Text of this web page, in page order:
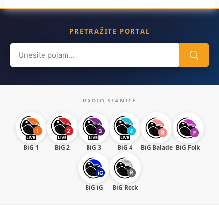
PRETRAŽITE PORTAL
Search
for:
RADIO STANICE
BiG 1 BiG 2 BiG 3 BiG 4 BiG Balade BiG Folk
BiG iG BiG Rock